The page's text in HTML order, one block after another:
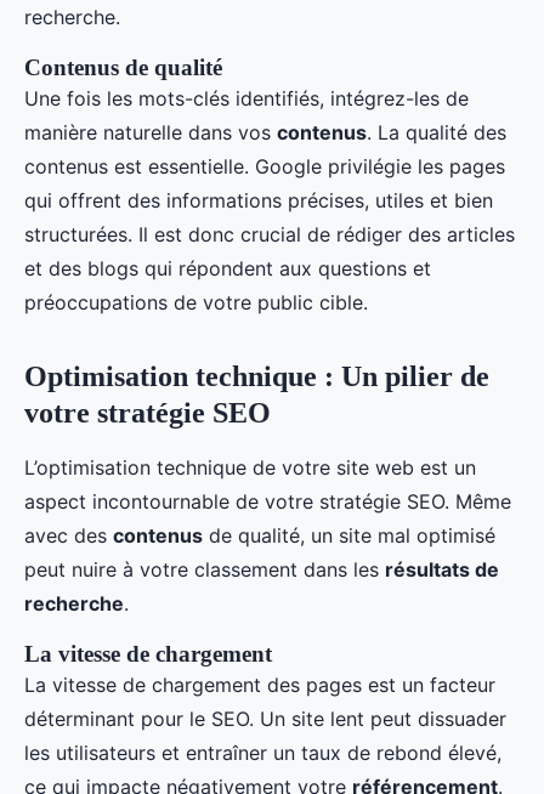
recherche.
Contenus de qualité
Une fois les mots-clés identifiés, intégrez-les de
manière naturelle dans vos contenus. La qualité des
contenus est essentielle. Google privilégie les pages
qui offrent des informations précises, utiles et bien
structurées. Il est donc crucial de rédiger des articles
et des blogs qui répondent aux questions et
préoccupations de votre public cible.
Optimisation technique : Un pilier de
votre stratégie SEO
L’optimisation technique de votre site web est un
aspect incontournable de votre stratégie SEO. Même
avec des contenus de qualité, un site mal optimisé
peut nuire à votre classement dans les résultats de
recherche.
La vitesse de chargement
La vitesse de chargement des pages est un facteur
déterminant pour le SEO. Un site lent peut dissuader
les utilisateurs et entraîner un taux de rebond élevé,
ce qui impacte négativement votre référencement.